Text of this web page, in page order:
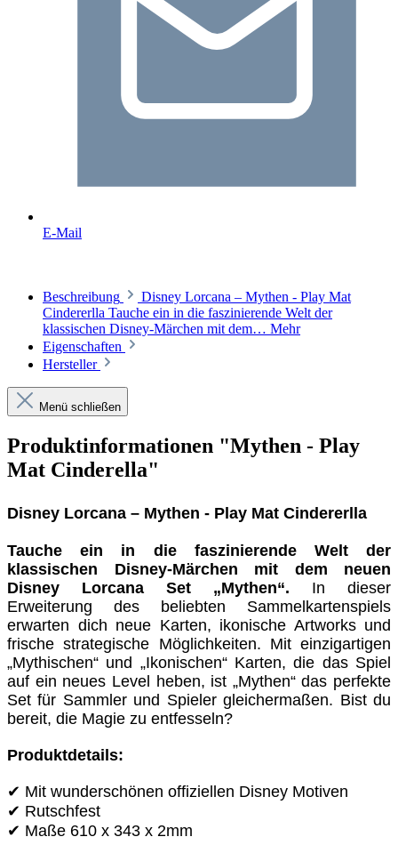
E-Mail
Beschreibung
Disney Lorcana – Mythen - Play Mat
Cindererlla Tauche ein in die faszinierende Welt der
klassischen Disney-Märchen mit dem… Mehr
Eigenschaften
Hersteller
Menü schließen
Produktinformationen "Mythen - Play
Mat Cinderella"
Disney Lorcana – Mythen - Play Mat Cindererlla
Tauche ein in die faszinierende Welt der
klassischen Disney-Märchen mit dem neuen
Disney Lorcana Set „Mythen“. In dieser
Erweiterung des beliebten Sammelkartenspiels
erwarten dich neue Karten, ikonische Artworks und
frische strategische Möglichkeiten. Mit einzigartigen
„Mythischen“ und „Ikonischen“ Karten, die das Spiel
auf ein neues Level heben, ist „Mythen“ das perfekte
Set für Sammler und Spieler gleichermaßen. Bist du
bereit, die Magie zu entfesseln?
Produktdetails:
✔ Mit wunderschönen offiziellen Disney Motiven
✔ Rutschfest
✔ Maße 610 x 343 x 2mm